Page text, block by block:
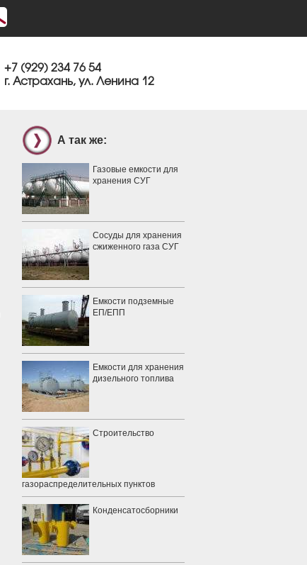
+7 (929) 234 76 54
г. Астрахань, ул. Ленина 12
А так же:
Газовые емкости для
хранения СУГ
Сосуды для хранения
сжиженного газа СУГ
Емкости подземные
ЕП/ЕПП
Емкости для хранения
дизельного топлива
Строительство
газораспределительных пунктов
Конденсатосборники